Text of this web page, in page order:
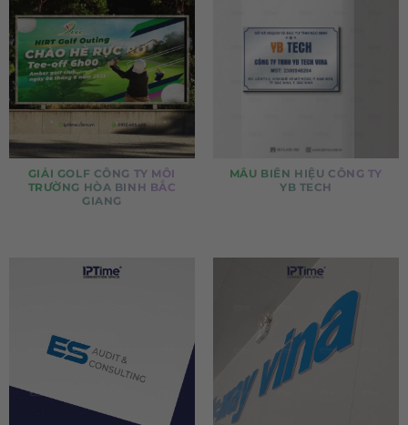
GIẢI GOLF CÔNG TY MÔI
TRƯỜNG HÒA BINH BẮC
GIANG
MẪU BIỂN HIỆU CÔNG TY
YB TECH